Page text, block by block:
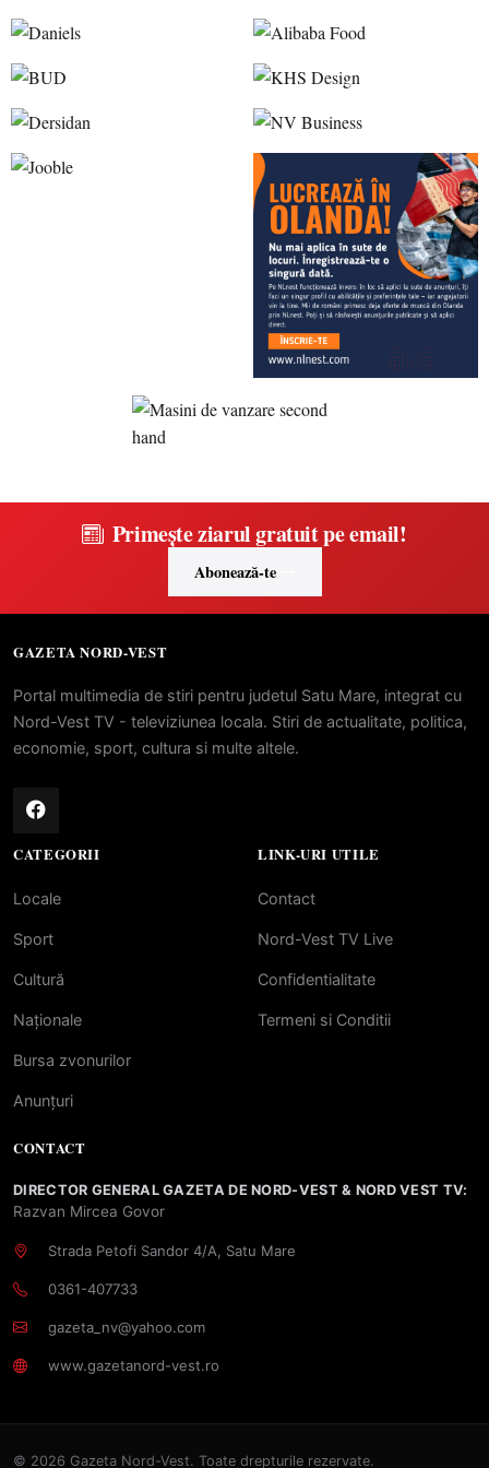
Primește ziarul gratuit pe email!
Abonează-te
GAZETA NORD-VEST
Portal multimedia de stiri pentru judetul Satu Mare, integrat cu
Nord-Vest TV - televiziunea locala. Stiri de actualitate, politica,
economie, sport, cultura si multe altele.
CATEGORII
Locale
Sport
Cultură
Naționale
Bursa zvonurilor
Anunțuri
LINK-URI UTILE
Contact
Nord-Vest TV Live
Confidentialitate
Termeni si Conditii
CONTACT
DIRECTOR GENERAL GAZETA DE NORD-VEST & NORD VEST TV:
Razvan Mircea Govor
Strada Petofi Sandor 4/A, Satu Mare
0361-407733
gazeta_nv@yahoo.com
www.gazetanord-vest.ro
© 2026 Gazeta Nord-Vest. Toate drepturile rezervate.